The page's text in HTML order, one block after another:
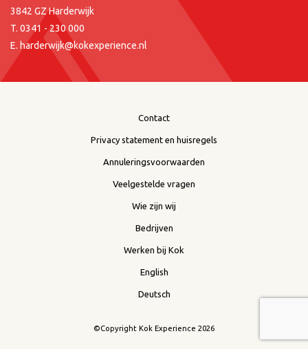
3842 GZ Harderwijk
T. 0341 - 230 000
E. harderwijk@kokexperience.nl
Contact
Privacy statement en huisregels
Annuleringsvoorwaarden
Veelgestelde vragen
Wie zijn wij
Bedrijven
Werken bij Kok
English
Deutsch
©Copyright Kok Experience 2026